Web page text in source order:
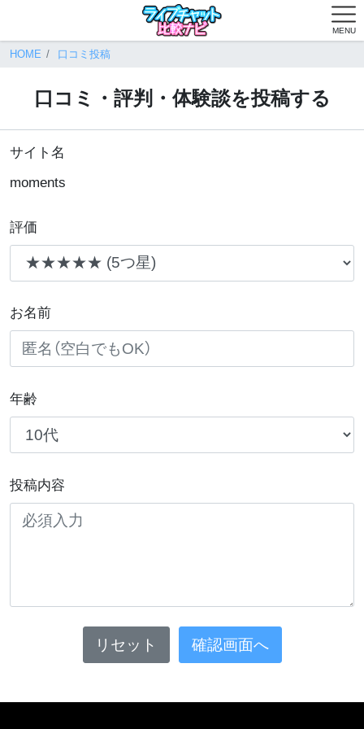
MENU
HOME 口コミ投稿
口コミ・評判・体験談を投稿する
サイト名
moments
評価
お名前
年齢
投稿内容